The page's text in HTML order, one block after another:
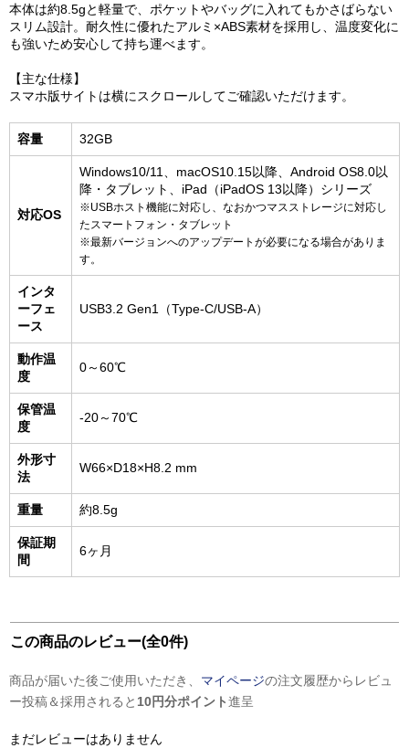
本体は約8.5gと軽量で、ポケットやバッグに入れてもかさばらない
スリム設計。耐久性に優れたアルミ×ABS素材を採用し、温度変化に
も強いため安心して持ち運べます。
【主な仕様】
スマホ版サイトは横にスクロールしてご確認いただけます。
容量 32GB
対応OS
Windows10/11、macOS10.15以降、Android OS8.0以
降・タブレット、iPad（iPadOS 13以降）シリーズ
※USBホスト機能に対応し、なおかつマスストレージに対応し
たスマートフォン・タブレット
※最新バージョンへのアップデートが必要になる場合がありま
す。
インタ
ーフェ
ース
USB3.2 Gen1（Type-C/USB-A）
動作温
度
0～60℃
保管温
度
-20～70℃
外形寸
法
W66×D18×H8.2 mm
重量 約8.5g
保証期
間
6ヶ月
この商品のレビュー(全0件)
商品が届いた後ご使用いただき、 マイページの注文履歴からレビュ
ー投稿＆採用されると 10円分ポイント進呈
まだレビューはありません